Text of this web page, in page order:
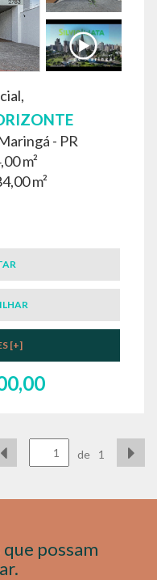
- PR
m²
m²
[+]
de 1
que possam